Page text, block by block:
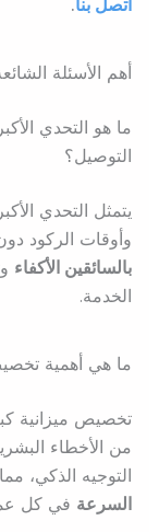
أهم الأسئلة
ما هو التحدي
التوصيل؟
يتمثل التحدي
وأوقات الركود
بالسائقين الأكفاء
الخدمة.
ما هي أهمية
تخصيص ميزانية
من الأخطاء
التوجيه الذكي،
السرعةفي كل